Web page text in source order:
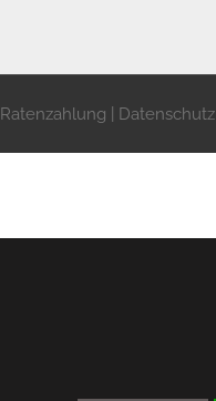
Ratenzahlung Datenschutz